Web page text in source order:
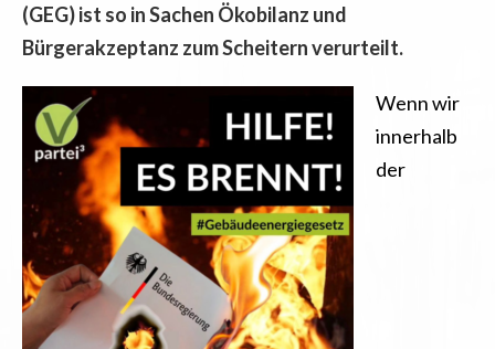
(GEG) ist so in Sachen Ökobilanz und
Bürgerakzeptanz zum Scheitern verurteilt.
Wenn wir
innerhalb
der